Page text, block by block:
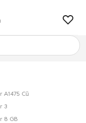
A1475 Cũ
3
8 GB